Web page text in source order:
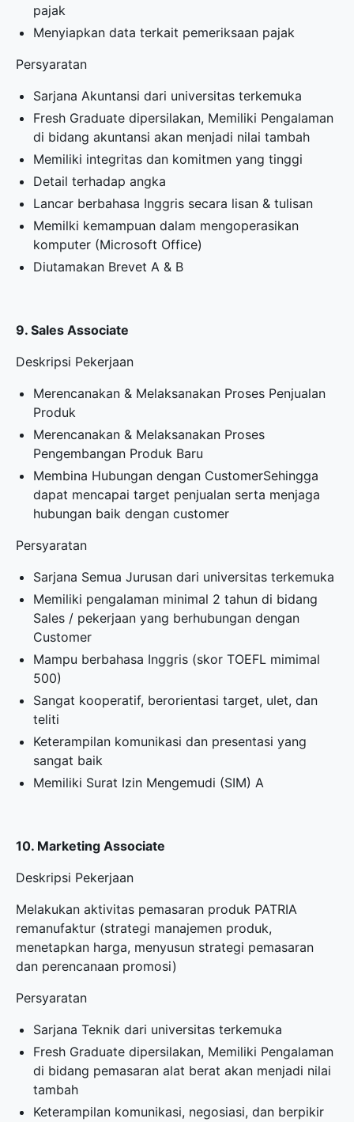
pajak
Menyiapkan data terkait pemeriksaan pajak
Persyaratan
Sarjana Akuntansi dari universitas terkemuka
Fresh Graduate dipersilakan, Memiliki Pengalaman
di bidang akuntansi akan menjadi nilai tambah
Memiliki integritas dan komitmen yang tinggi
Detail terhadap angka
Lancar berbahasa Inggris secara lisan & tulisan
Memilki kemampuan dalam mengoperasikan
komputer (Microsoft Office)
Diutamakan Brevet A & B
9. Sales Associate
Deskripsi Pekerjaan
Merencanakan & Melaksanakan Proses Penjualan
Produk
Merencanakan & Melaksanakan Proses
Pengembangan Produk Baru
Membina Hubungan dengan CustomerSehingga
dapat mencapai target penjualan serta menjaga
hubungan baik dengan customer
Persyaratan
Sarjana Semua Jurusan dari universitas terkemuka
Memiliki pengalaman minimal 2 tahun di bidang
Sales / pekerjaan yang berhubungan dengan
Customer
Mampu berbahasa Inggris (skor TOEFL mimimal
500)
Sangat kooperatif, berorientasi target, ulet, dan
teliti
Keterampilan komunikasi dan presentasi yang
sangat baik
Memiliki Surat Izin Mengemudi (SIM) A
10. Marketing Associate
Deskripsi Pekerjaan
Melakukan aktivitas pemasaran produk PATRIA
remanufaktur (strategi manajemen produk,
menetapkan harga, menyusun strategi pemasaran
dan perencanaan promosi)
Persyaratan
Sarjana Teknik dari universitas terkemuka
Fresh Graduate dipersilakan, Memiliki Pengalaman
di bidang pemasaran alat berat akan menjadi nilai
tambah
Keterampilan komunikasi, negosiasi, dan berpikir